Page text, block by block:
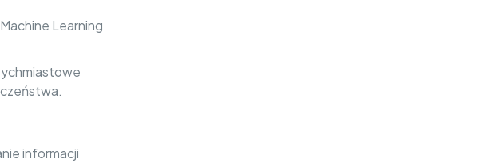
Learning
informacji